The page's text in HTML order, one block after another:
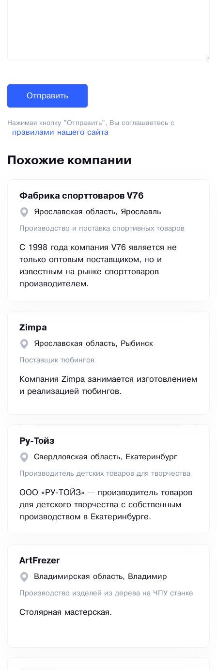
Нажимая кнопку "Отправить", Вы соглашаетесь с
правилами нашего сайта
Похожие компании
Фабрика спорттоваров V76
Ярославская область, Ярославль
Производство и поставка спортивных товаров
С 1998 года компания V76 является не
только оптовым поставщиком, но и
известным на рынке спорттоваров
производителем.
Zimpa
Ярославская область, Рыбинск
Поставщик тюбингов
Компания Zimpa занимается изготовлением
и реализацией тюбингов.
Ру-Тойз
Свердловская область, Екатеринбург
Производитель детских товаров для творчества
ООО «РУ-ТОЙЗ» — производитель товаров
для детского творчества с собственным
производством в Екатеринбурге.
ArtFrezer
Владимирская область, Владимир
Производство изделей из дерева на ЧПУ станке
Столярная мастерская.